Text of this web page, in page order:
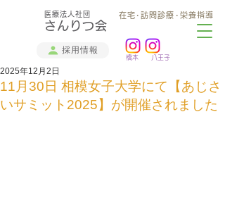
医療法人社団
さんりつ会
在宅･訪問診療･栄養指導
採用情報
橋本 八王子
11月30日 相模女子大学にて【あじさ
いサミット2025】が開催されました
2025年12月2日